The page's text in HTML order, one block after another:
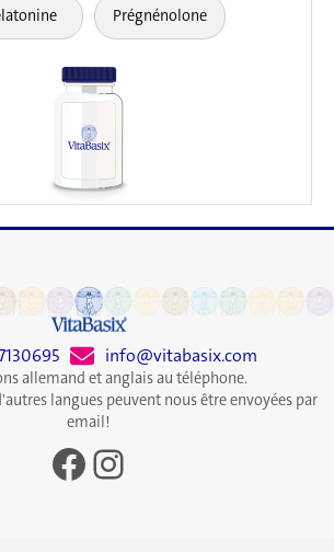
Prégnénolone
info@vitabasix.com
allemand et anglais au téléphone.
langues peuvent nous être envoyées par
email!
Facebook
Instagram